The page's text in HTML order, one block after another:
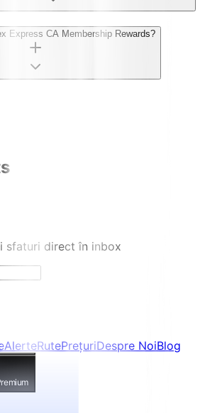
Express CA Membership Rewards?
sfaturi direct în inbox
AlerteRutePrețuriDespre NoiBlog